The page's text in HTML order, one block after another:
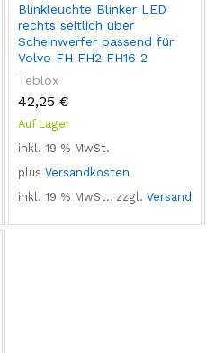
Blinkleuchte Blinker LED
rechts seitlich über
Scheinwerfer passend für
Volvo FH FH2 FH16 2
Teblox
42,25 €
Auf Lager
inkl. 19 % MwSt.
plus Versandkosten
inkl. 19 % MwSt., zzgl. Versand